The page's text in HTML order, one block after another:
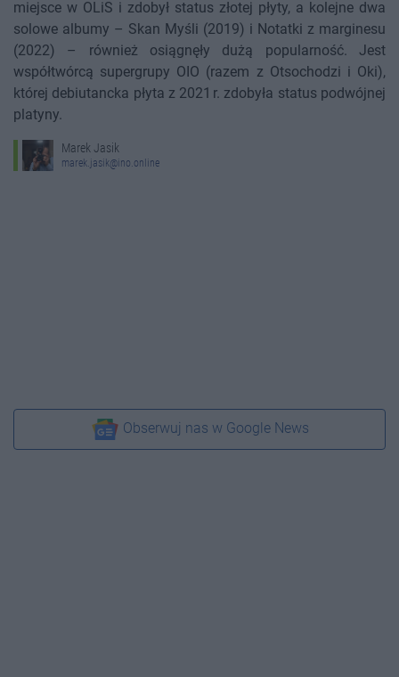
miejsce w OLiS i zdobył status złotej płyty, a kolejne dwa
solowe albumy – Skan Myśli (2019) i Notatki z marginesu
(2022) – również osiągnęły dużą popularność. Jest
współtwórcą supergrupy OIO (razem z Otsochodzi i Oki),
której debiutancka płyta z 2021 r. zdobyła status podwójnej
platyny.
Marek Jasik
marek.jasik@ino.online
Obserwuj nas w Google News